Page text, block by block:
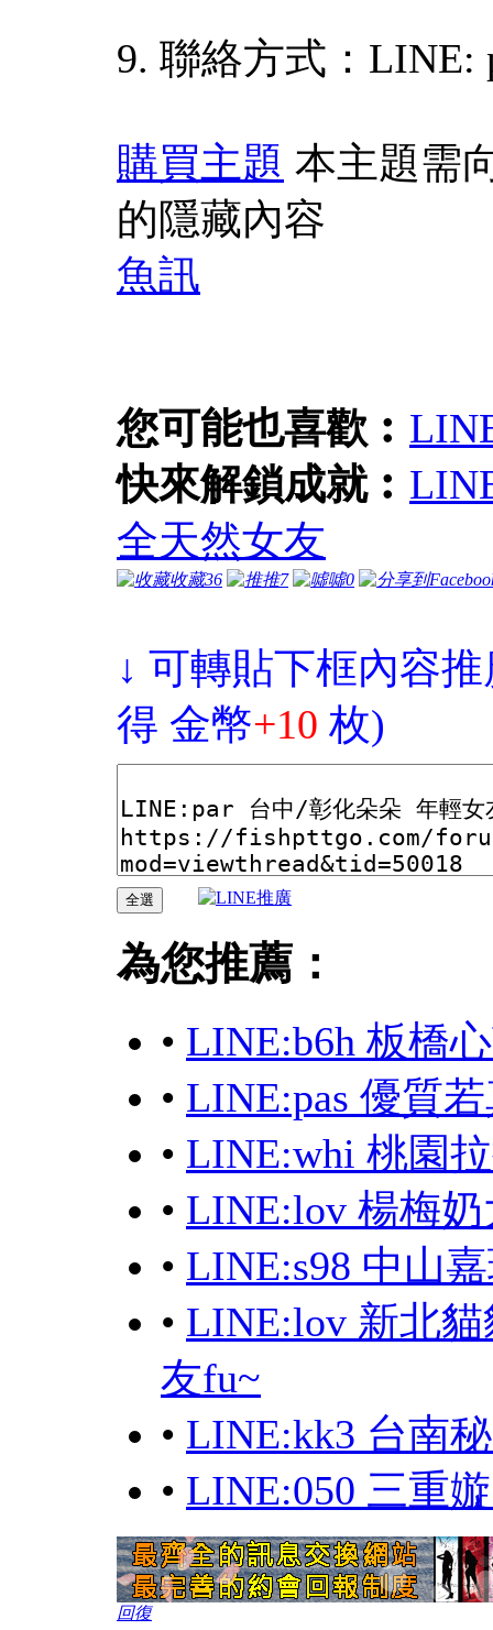
9. 聯絡方式：
購買主題 本主題需
的隱藏內容
魚訊
您可能也喜歡︰
快來解鎖成就︰
全天然女友
收藏36 推7 噓0
↓ 可轉貼下框內容
得 金幣+10 枚)
為您推薦：
• LINE:b6h 板橋
• LINE:pas 優質
• LINE:whi 桃園
• LINE:lov 楊梅
• LINE:s98 中山
• LINE:lov 新北
友fu~
• LINE:kk3 台南
• LINE:050 三重
回復